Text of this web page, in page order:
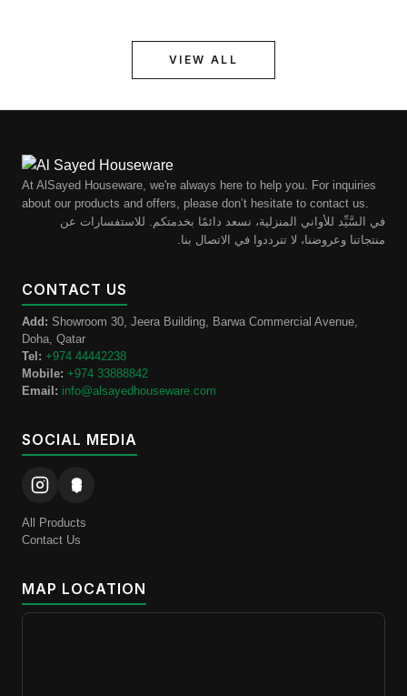
VIEW ALL
At AlSayed Houseware, we're always here to help you. For inquiries
about our products and offers, please don’t hesitate to contact us.
في السَّيِّد للأواني المنزلية، نسعد دائمًا بخدمتكم. للاستفسارات عن
منتجاتنا وعروضنا، لا تترددوا في الاتصال بنا.
CONTACT US
Add: Showroom 30, Jeera Building, Barwa Commercial Avenue,
Doha, Qatar
Tel: +974 44442238
Mobile: +974 33888842
Email: info@alsayedhouseware.com
SOCIAL MEDIA
All Products
Contact Us
MAP LOCATION